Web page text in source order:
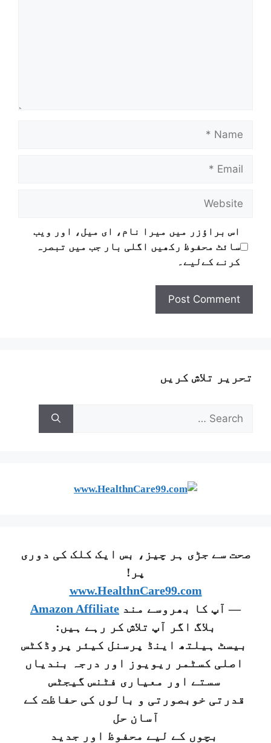
اس براؤزر میں میرا نام، ای میل، اور ویب
سائٹ محفوظ رکھیں اگلی بار جب میں تبصرہ
کرنے کےلیے۔
تحریر تلاش کریں
صحت سے جڑی ہر چیز، بس ایک کلک کی دوری
پر!
www.HealthnCare99.com
— آپ کا بھروسے مند Amazon Affiliate
بلاگ اگر آپ تلاش کر رہے ہیں:
بیسٹ ہیلتھ اینڈ پرسنل کیئر پروڈکٹس
اصلی کسٹمر ریویوز اور درجہ بندیاں
سستے اور معیاری فٹنس گیجٹس
قدرتی خوبصورتی و بالوں کی حفاظت کے
آسان حل
بچوں کے لیے محفوظ اور جدید